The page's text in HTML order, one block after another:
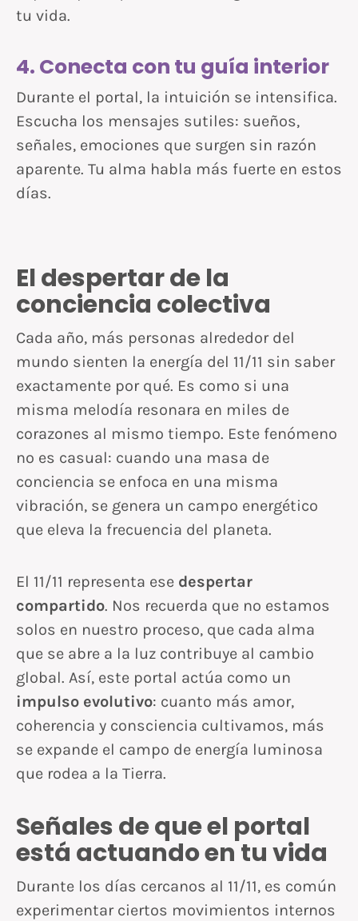
tu vida.
4. Conecta con tu guía interior
Durante el portal, la intuición se intensifica.
Escucha los mensajes sutiles: sueños,
señales, emociones que surgen sin razón
aparente. Tu alma habla más fuerte en estos
días.
El despertar de la
conciencia colectiva
Cada año, más personas alrededor del
mundo sienten la energía del 11/11 sin saber
exactamente por qué. Es como si una
misma melodía resonara en miles de
corazones al mismo tiempo. Este fenómeno
no es casual: cuando una masa de
conciencia se enfoca en una misma
vibración, se genera un campo energético
que eleva la frecuencia del planeta.
El 11/11 representa ese despertar
compartido. Nos recuerda que no estamos
solos en nuestro proceso, que cada alma
que se abre a la luz contribuye al cambio
global. Así, este portal actúa como un
impulso evolutivo: cuanto más amor,
coherencia y consciencia cultivamos, más
se expande el campo de energía luminosa
que rodea a la Tierra.
Señales de que el portal
está actuando en tu vida
Durante los días cercanos al 11/11, es común
experimentar ciertos movimientos internos